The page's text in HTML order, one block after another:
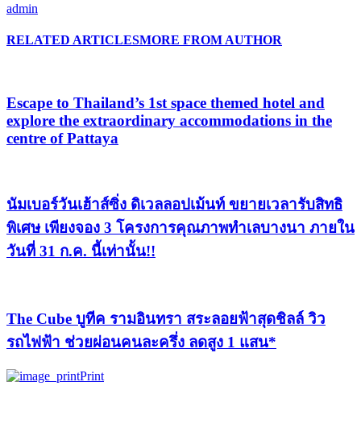
admin
RELATED ARTICLESMORE FROM AUTHOR
Escape to Thailand’s 1st space themed hotel and
explore the extraordinary accommodations in the
centre of Pattaya
นัมเบอร์วันเฮ้าส์ซิ่ง ดิเวลลอปเม้นท์ ขยายเวลารับสิทธิ
พิเศษ เพียงจอง 3 โครงการคุณภาพทำเลบางนา ภายใน
วันที่ 31 ก.ค. นี้เท่านั้น!!
The Cube บูทีค รามอินทรา สระลอยฟ้าสุดชิลล์ วิว
รถไฟฟ้า ช่วยผ่อนคนละครึ่ง ลดสูง 1 แสน*
Print